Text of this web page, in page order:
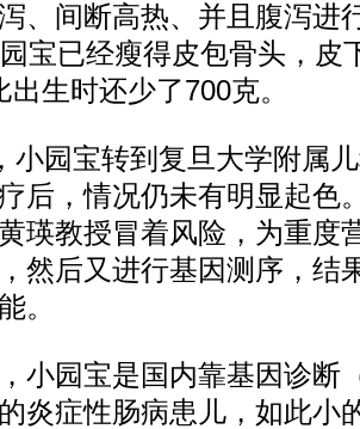
、间断高热、并且腹泻进
宝已经瘦得皮包骨头，皮
生时还少了700克。
园宝转到复旦大学附属儿
后，情况仍未有明显起色
瑛教授冒着风险，为重度
然后又进行基因测序，结
。
园宝是国内靠基因诊断
炎症性肠病患儿，如此小